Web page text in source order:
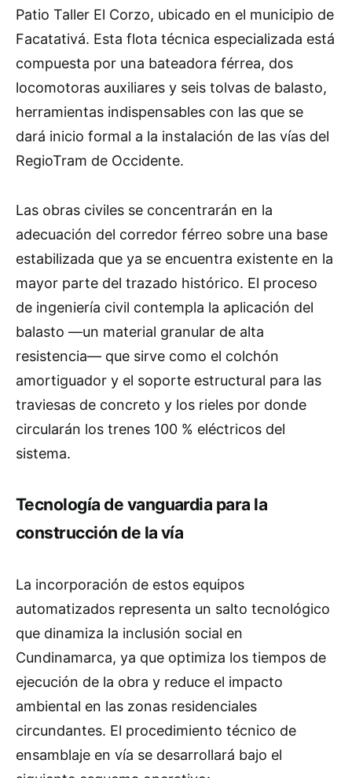
Patio Taller El Corzo, ubicado en el municipio de
Facatativá. Esta flota técnica especializada está
compuesta por una bateadora férrea, dos
locomotoras auxiliares y seis tolvas de balasto,
herramientas indispensables con las que se
dará inicio formal a la instalación de las vías del
RegioTram de Occidente.
Las obras civiles se concentrarán en la
adecuación del corredor férreo sobre una base
estabilizada que ya se encuentra existente en la
mayor parte del trazado histórico. El proceso
de ingeniería civil contempla la aplicación del
balasto —un material granular de alta
resistencia— que sirve como el colchón
amortiguador y el soporte estructural para las
traviesas de concreto y los rieles por donde
circularán los trenes 100 % eléctricos del
sistema.
Tecnología de vanguardia para la
construcción de la vía
La incorporación de estos equipos
automatizados representa un salto tecnológico
que dinamiza la inclusión social en
Cundinamarca, ya que optimiza los tiempos de
ejecución de la obra y reduce el impacto
ambiental en las zonas residenciales
circundantes. El procedimiento técnico de
ensamblaje en vía se desarrollará bajo el